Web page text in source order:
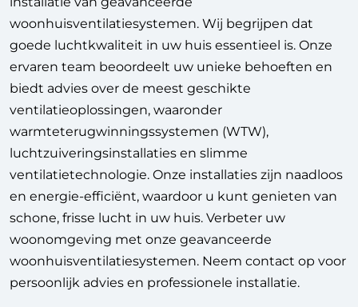
woonhuisventilatiesystemen. Wij begrijpen dat
goede luchtkwaliteit in uw huis essentieel is. Onze
ervaren team beoordeelt uw unieke behoeften en
biedt advies over de meest geschikte
ventilatieoplossingen, waaronder
warmteterugwinningssystemen (WTW),
luchtzuiveringsinstallaties en slimme
ventilatietechnologie. Onze installaties zijn naadloos
en energie-efficiënt, waardoor u kunt genieten van
schone, frisse lucht in uw huis. Verbeter uw
woonomgeving met onze geavanceerde
woonhuisventilatiesystemen. Neem contact op voor
persoonlijk advies en professionele installatie.